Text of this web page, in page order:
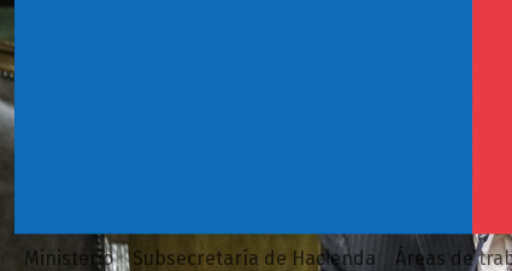
Ministerio Subsecretaría de Hacienda Áreas de